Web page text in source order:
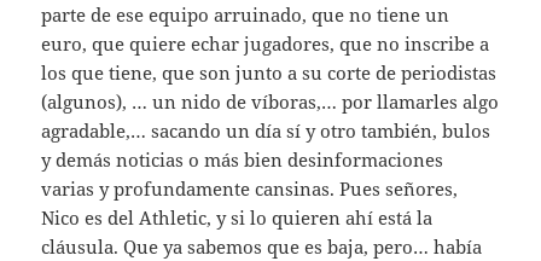
parte de ese equipo arruinado, que no tiene un
euro, que quiere echar jugadores, que no inscribe a
los que tiene, que son junto a su corte de periodistas
(algunos), … un nido de víboras,… por llamarles algo
agradable,… sacando un día sí y otro también, bulos
y demás noticias o más bien desinformaciones
varias y profundamente cansinas. Pues señores,
Nico es del Athletic, y si lo quieren ahí está la
cláusula. Que ya sabemos que es baja, pero… había